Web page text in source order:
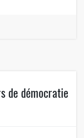
de démocratie